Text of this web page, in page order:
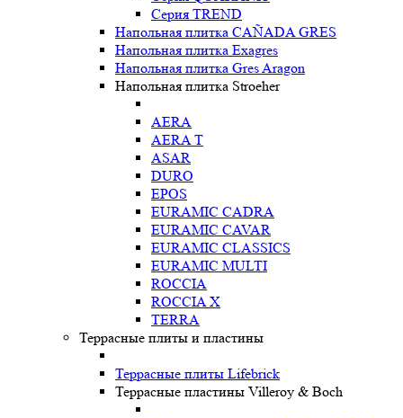
Серия TREND
Напольная плитка CAÑADA GRES
Напольная плитка Exagres
Напольная плитка Gres Aragon
Напольная плитка Stroeher
AERA
AERA T
ASAR
DURO
EPOS
EURAMIC CADRA
EURAMIC CAVAR
EURAMIC CLASSICS
EURAMIC MULTI
ROCCIA
ROCCIA X
TERRA
Террасные плиты и пластины
Террасные плиты Lifebrick
Террасные пластины Villeroy & Boch